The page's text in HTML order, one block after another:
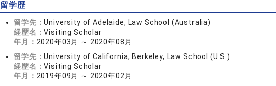
留学歴
留学先：University of Adelaide, Law School (Australia)
経歴名：Visiting Scholar
年月： 2020年03月 ～ 2020年08月
留学先：University of California, Berkeley, Law School (U.S.)
経歴名：Visiting Scholar
年月： 2019年09月 ～ 2020年02月